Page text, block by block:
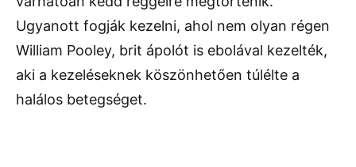
Ugyanott fogják kezelni, ahol nem olyan régen
William Pooley, brit ápolót is ebolával kezelték,
aki a kezeléseknek köszönhetően túlélte a
halálos betegséget.